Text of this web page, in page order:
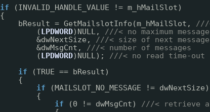
if
(INVALID_HANDLE_VALUE != m_hMailSlot)
{
bResult = GetMailslotInfo(m_hMailSlot,
///
(LPDWORD)NULL,
///< no maximum
&dwNextSize,
///< size of next message
&dwMsgCnt,
///< number of messages
(LPDWORD)NULL);
///< no read time-out
if
(TRUE == bResult)
{
if
(MAILSLOT_NO_MESSAGE != dwNextSize)
{
if
(0 != dwMsgCnt)
///< retrieve